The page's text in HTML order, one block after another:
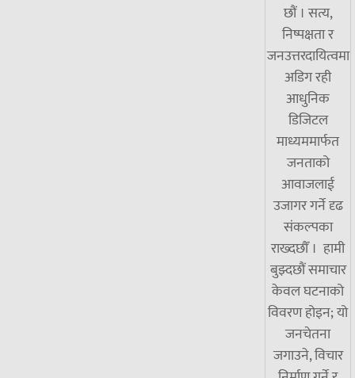
छौं । सत्य,
निष्पक्षता र
जनउत्तरदायित्वमा
अडिग रही
आधुनिक
डिजिटल
माध्यममार्फत
जनताको
आवाजलाई
उजागर गर्ने दृढ
संकल्पका
राख्दछौँ । हामी
बुझ्दछौं समाचार
केवल घटनाको
विवरण होइन; यो
जनचेतना
जगाउने, विचार